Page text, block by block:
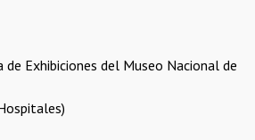
Exhibiciones del Museo Nacional de